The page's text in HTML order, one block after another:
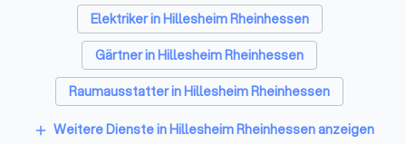
Elektriker in Hillesheim Rheinhessen
Gärtner in Hillesheim Rheinhessen
Raumausstatter in Hillesheim Rheinhessen
Architekten in Hillesheim Rheinhessen
add Weitere Dienste in Hillesheim Rheinhessen anzeigen